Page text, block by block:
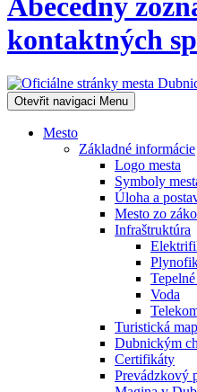
kontaktných
Otevřit navigaci Menu
Mesto
Základné informácie
Logo mesta
Symboly
Úloha a
Mesto zo
Infraštruktúra
Voda
Turistická
Dubnickým
Certifikáty
Prevádzkový